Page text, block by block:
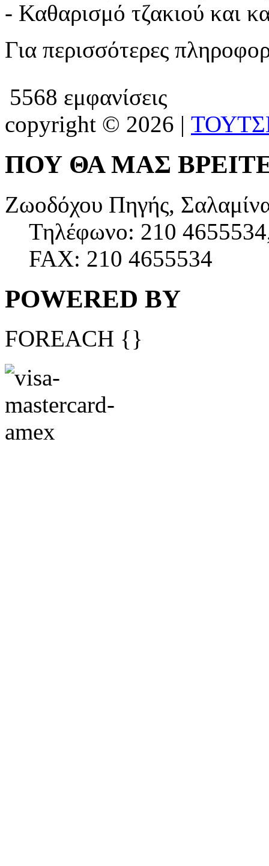
- Καθαρισμό τζακιού και
Για περισσότερες
5568 εμφανίσεις
copyright © 2026 |
ΠΟΥ ΘΑ ΜΑΣ
Ζωοδόχου Πηγής,
Τηλέφωνο: 210
FAX: 210 4655534
POWERED BY
FOREACH {}